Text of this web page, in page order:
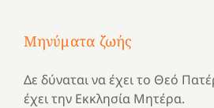
Μηνύματα ζωής
Δε δύναται να έχει το Θεό
έχει την Εκκλησία Μητέρα.